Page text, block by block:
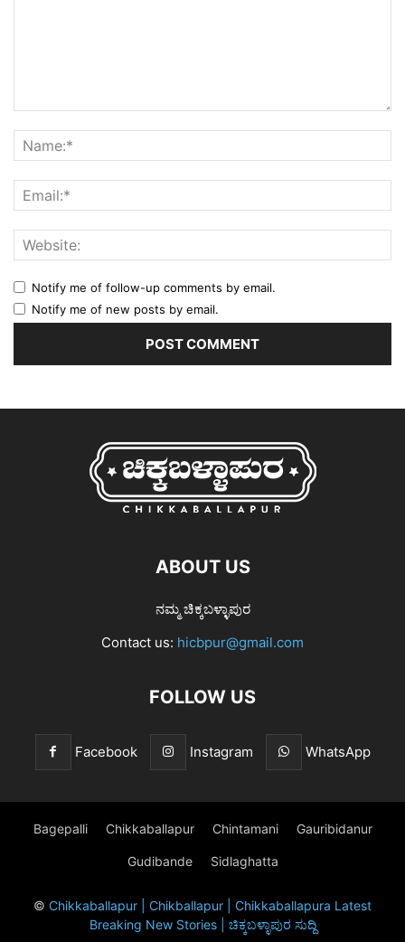
Notify me of follow-up comments by email.
Notify me of new posts by email.
ABOUT US
ನಮ್ಮ ಚಿಕ್ಕಬಳ್ಳಾಪುರ
Contact us: hicbpur@gmail.com
FOLLOW US
Facebook Instagram WhatsApp
Bagepalli Chikkaballapur Chintamani Gauribidanur
Gudibande Sidlaghatta
© Chikkaballapur | Chikballapur | Chikkaballapura Latest
Breaking New Stories | ಚಿಕ್ಕಬಳ್ಳಾಪುರ ಸುದ್ದಿ